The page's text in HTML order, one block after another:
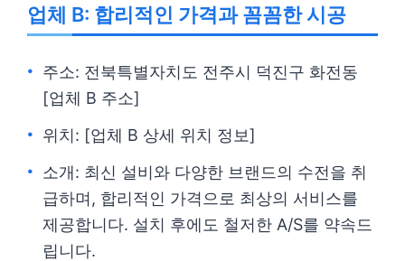
업체 B: 합리적인 가격과 꼼꼼한 시공
주소: 전북특별자치도 전주시 덕진구 화전동
[업체 B 주소]
위치: [업체 B 상세 위치 정보]
소개: 최신 설비와 다양한 브랜드의 수전을 취
급하며, 합리적인 가격으로 최상의 서비스를
제공합니다. 설치 후에도 철저한 A/S를 약속드
립니다.